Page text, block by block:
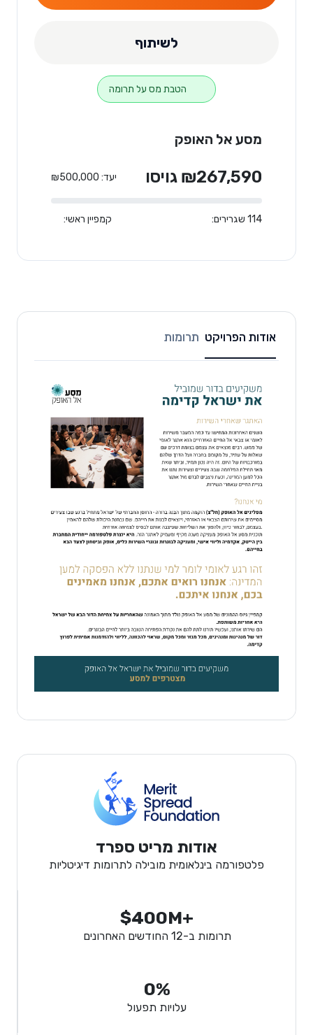
לשיתוף
הטבת מס על תרומה
מסע אל האופק
₪267,590 גויסו יעד: ₪500,000
114 שגרירים: קמפיין ראשי:
אודות הפרויקט תרומות
אודות מריט ספרד
פלטפורמה בינלאומית מובילה לתרומות דיגיטליות
$400M+
תרומות ב-12 החודשים האחרונים
0%
עלויות תפעול